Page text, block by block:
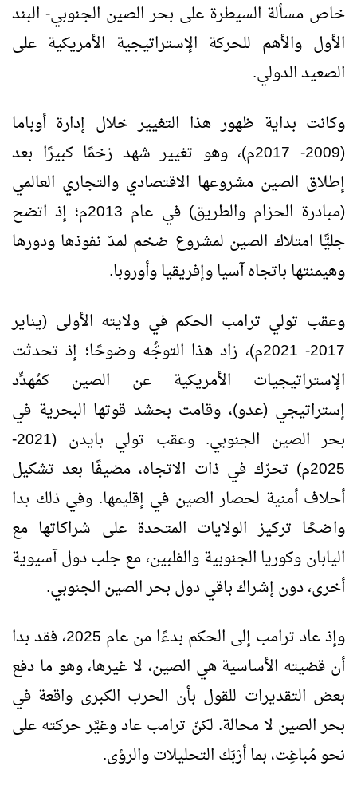
خاص مسألة السيطرة على بحر الصين الجنوبي- البند
الأول والأهم للحركة الإستراتيجية الأمريكية على
الصعيد الدولي.
وكانت بداية ظهور هذا التغيير خلال إدارة أوباما
(2009- 2017م)، وهو تغيير شهد زخمًا كبيرًا بعد
إطلاق الصين مشروعها الاقتصادي والتجاري العالمي
(مبادرة الحزام والطريق) في عام 2013م؛ إذ اتضح
جليًّا امتلاك الصين لمشروع ضخم لمدّ نفوذها ودورها
وهيمنتها باتجاه آسيا وإفريقيا وأوروبا.
وعقب تولي ترامب الحكم في ولايته الأولى (يناير
2017- 2021م)، زاد هذا التوجُّه وضوحًا؛ إذ تحدثت
الإستراتيجيات الأمريكية عن الصين كمُهدِّد
إستراتيجي (عدو)، وقامت بحشد قوتها البحرية في
بحر الصين الجنوبي. وعقب تولي بايدن (2021-
2025م) تحرّك في ذات الاتجاه، مضيفًا بعد تشكيل
أحلاف أمنية لحصار الصين في إقليمها. وفي ذلك بدا
واضحًا تركيز الولايات المتحدة على شراكاتها مع
اليابان وكوريا الجنوبية والفلبين، مع جلب دول آسيوية
أخرى، دون إشراك باقي دول بحر الصين الجنوبي.
وإذ عاد ترامب إلى الحكم بدءًا من عام 2025، فقد بدا
أن قضيته الأساسية هي الصين، لا غيرها، وهو ما دفع
بعض التقديرات للقول بأن الحرب الكبرى واقعة في
بحر الصين لا محالة. لكنّ ترامب عاد وغيَّر حركته على
نحو مُباغِت، بما أرْبَك التحليلات والرؤى.